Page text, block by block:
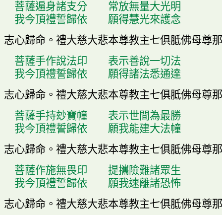
菩薩遍身諸支分
常放無量大光明
我今頂禮誓歸依
願得慧光來護念
志心歸命。 禮大慈大悲本尊教主七俱胝佛母尊
菩薩手作說法印
表示善說一切法
我今頂禮誓歸依
願得諸法悉通達
志心歸命。 禮大慈大悲本尊教主七俱胝佛母尊
菩薩手持玅寶幢
表示世間為最勝
我今頂禮誓歸依
願我能建大法幢
志心歸命。 禮大慈大悲本尊教主七俱胝佛母尊
菩薩作施無畏印
提攜險難諸眾生
我今頂禮誓歸依
願我速離諸恐怖
志心歸命。 禮大慈大悲本尊教主七俱胝佛母尊